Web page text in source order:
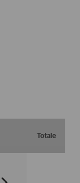
Totale